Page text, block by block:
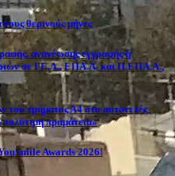
θερινούς μήνες
ανανέωσης εγγραφής ή
σε ΓΕ.Λ., ΕΠΑ.Λ. και Π.ΕΠΑ.Λ.,
του τμήματος Α4 στο αυτοτελές
πραμάτεια»
Awards 2026!